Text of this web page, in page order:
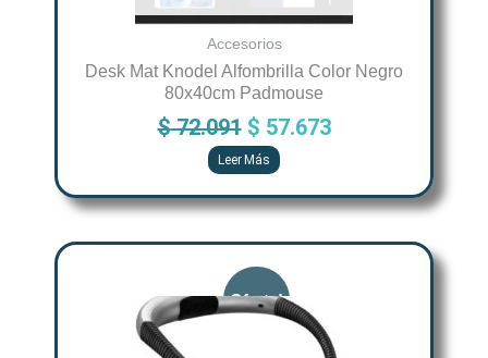
Accesorios
Desk Mat Knodel Alfombrilla Color Negro
80x40cm Padmouse
$72.091 $ 57.673
Leer Más
price
was:
price
is:
$ 112.090.